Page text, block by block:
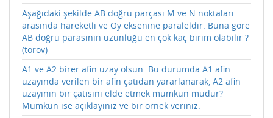
Aşağıdaki şekilde AB doğru parçası M ve N noktaları
arasında hareketli ve Oy eksenine paraleldir. Buna göre
AB doğru parasının uzunluğu en çok kaç birim olabilir ?
(torov)
A1 ve A2 birer afin uzay olsun. Bu durumda A1 afin
uzayında verilen bir afin çatıdan yararlanarak, A2 afin
uzayının bir çatısını elde etmek mümkün müdür?
Mümkün ise açıklayınız ve bir örnek veriniz.